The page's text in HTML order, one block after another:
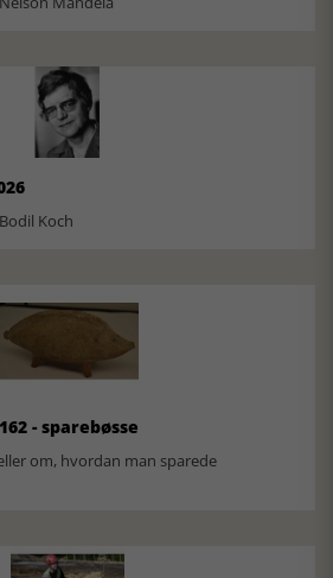
Koch
- sparebøsse
om, hvordan man sparede